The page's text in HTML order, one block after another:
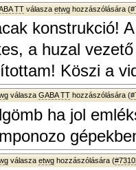
TT válasza etwg hozzászólására (
konstrukció!
a huzal
Köszi a
válasza GABA TT hozzászólására (
ha jol
válasza etwg hozzászólására (